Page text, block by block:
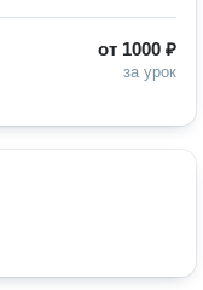
от 1000 ₽
за урок